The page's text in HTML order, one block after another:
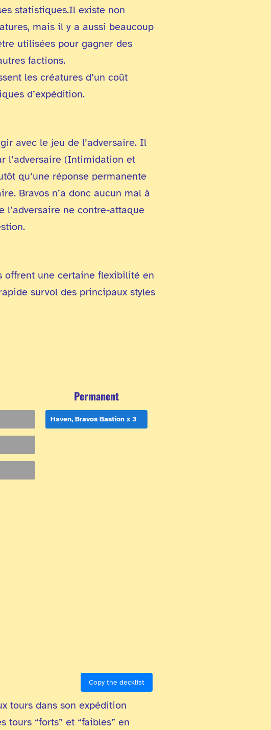
statistiques.Il existe non
mais il y a aussi beaucoup
utilisées pour gagner des
factions.
les créatures d’un coût
d’expédition.
avec le jeu de l’adversaire. Il
l’adversaire (Intimidation et
qu’une réponse permanente
Bravos n’a donc aucun mal à
l’adversaire ne contre-attaque
offrent une certaine flexibilité en
survol des principaux styles
Permanent
Haven, Bravos Bastion x 3
Copy the decklist
tours dans son expédition
“forts” et “faibles” en